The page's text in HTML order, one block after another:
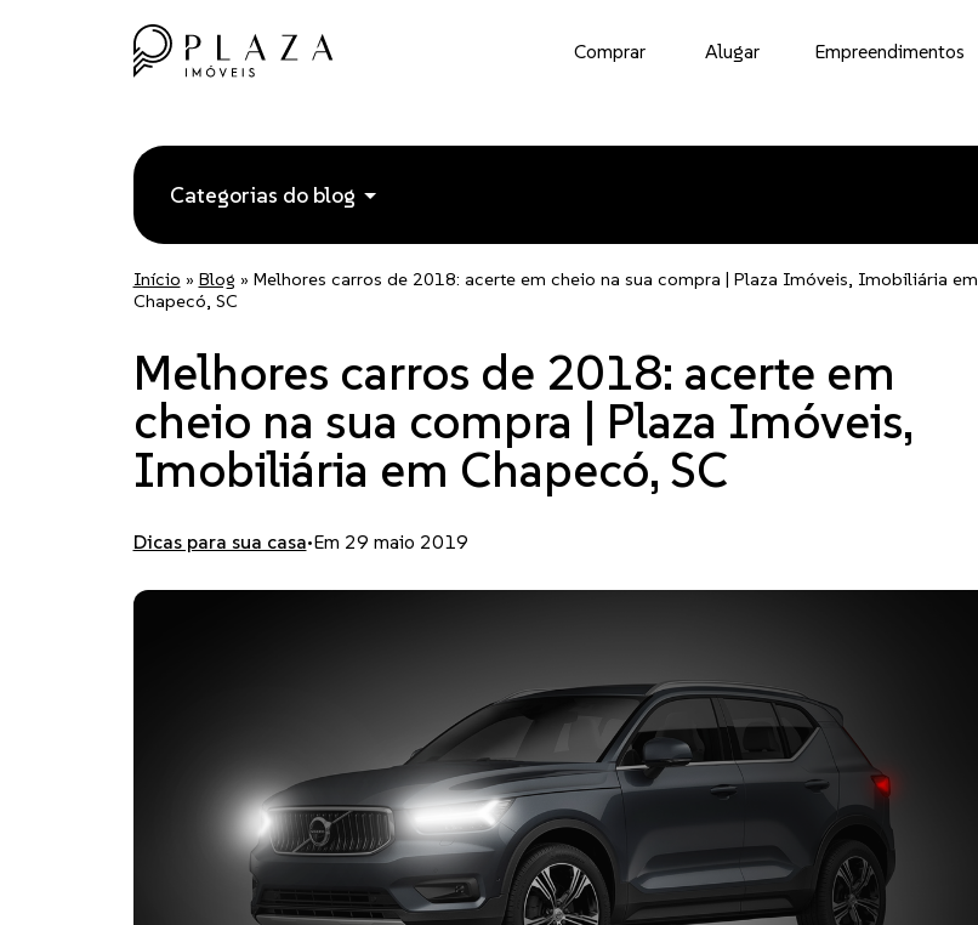
Comprar Alugar Empreendimentos
Categorias do blog
Início » Blog » Melhores carros de 2018: acerte em cheio na sua compra | Plaza Imóveis, Imobiliária em
Chapecó, SC
Melhores carros de 2018: acerte em
cheio na sua compra | Plaza Imóveis,
Imobiliária em Chapecó, SC
Dicas para sua casa•Em 29 maio 2019